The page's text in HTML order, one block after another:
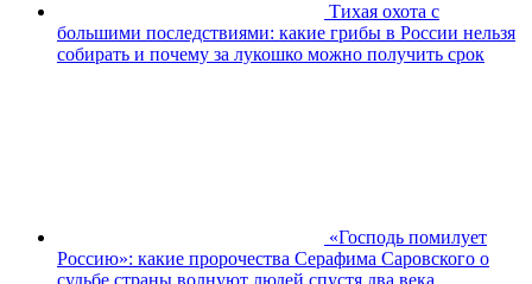
Тихая охота с
большими последствиями: какие грибы в России нельзя
собирать и почему за лукошко можно получить срок
«Господь помилует
Россию»: какие пророчества Серафима Саровского о
судьбе страны волнуют людей спустя два века